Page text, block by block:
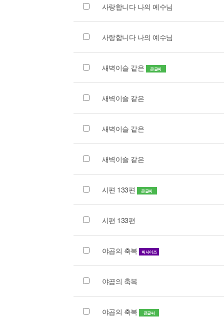
사랑합니다 나의 예수님
사랑합니다 나의 예수님
새벽이슬 같은 큰글씨
새벽이슬 같은
새벽이슬 같은
새벽이슬 같은
시편 133편 큰글씨
시편 133편
야곱의 축복 빅사이즈
야곱의 축복
야곱의 축복 큰글씨